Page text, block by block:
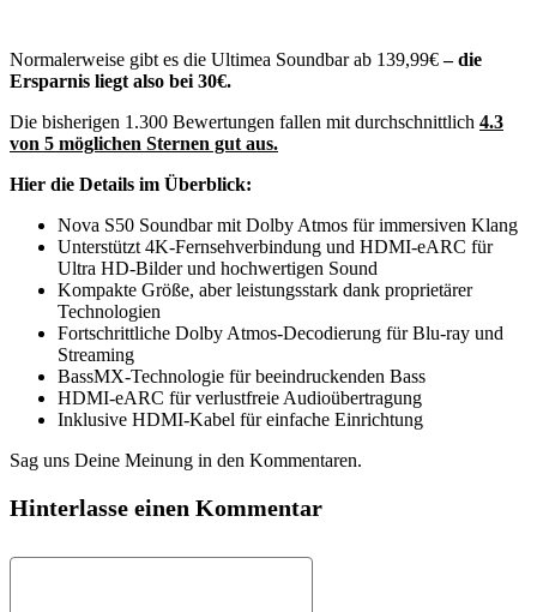
Normalerweise gibt es die Ultimea Soundbar ab 139,99€– die
Ersparnis liegt also bei 30€.
Die bisherigen 1.300 Bewertungen fallen mit durchschnittlich 4.3
von 5 möglichen Sternen gut aus.
Hier die Details im Überblick:
Nova S50 Soundbar mit Dolby Atmos für immersiven Klang
Unterstützt 4K-Fernsehverbindung und HDMI-eARC für
Ultra HD-Bilder und hochwertigen Sound
Kompakte Größe, aber leistungsstark dank proprietärer
Technologien
Fortschrittliche Dolby Atmos-Decodierung für Blu-ray und
Streaming
BassMX-Technologie für beeindruckenden Bass
HDMI-eARC für verlustfreie Audioübertragung
Inklusive HDMI-Kabel für einfache Einrichtung
Sag uns Deine Meinung in den Kommentaren.
Hinterlasse einen Kommentar